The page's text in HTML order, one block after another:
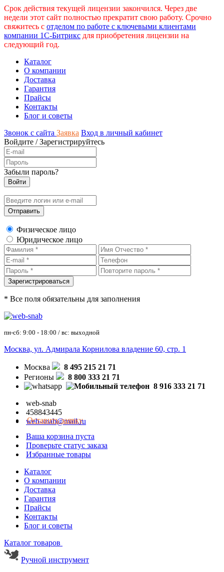
Срок действия текущей лицензии закончился. Через две
недели этот сайт полностью прекратит свою работу. Срочно
свяжитесь с отделом по работе с ключевыми клиентами
компании 1С-Битрикс для приобретения лицензии на
следующий год.
Каталог
О компании
Доставка
Гарантия
Прайсы
Контакты
Блог и советы
Звонок с сайта Заявка Вход в личный кабинет
Войдите /Зарегистрируйтесь
Забыли пароль?
Физическое лицо
Юридическое лицо
* Все поля обязательны для заполнения
пн-сб: 9:00 - 18:00 / вс: выходной
Москва, ул. Адмирала Корнилова владение 60, стр. 1
Москва
8 495 215 21 71
Регионы
8 800 333 21 71
8 916 333 21 71
web-snab
458843445
web-snab@mail.ru
Оставить заявку
Ваша корзина пуста
Проверьте статус заказа
Избранные товары
Каталог
О компании
Доставка
Гарантия
Прайсы
Контакты
Блог и советы
Каталог товаров
Ручной инструмент